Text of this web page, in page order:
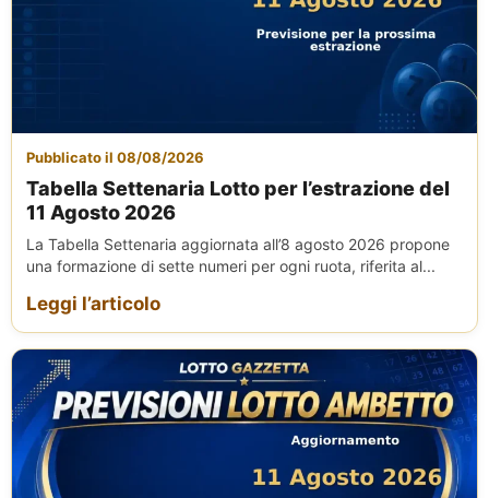
Pubblicato il 08/08/2026
Tabella Settenaria Lotto per l’estrazione del
11 Agosto 2026
La Tabella Settenaria aggiornata all’8 agosto 2026 propone
una formazione di sette numeri per ogni ruota, riferita al...
Leggi l’articolo